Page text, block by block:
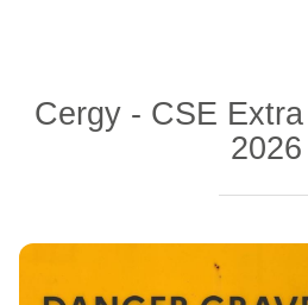
Cergy - CSE
2026